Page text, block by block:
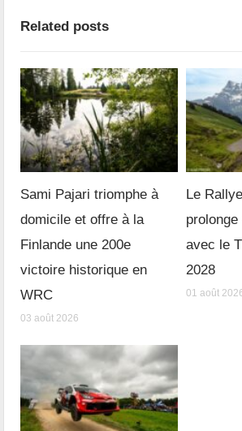
Related posts
Sami Pajari triomphe à
domicile et offre à la
Finlande une 200e
victoire historique en
WRC
03 août 2026
Le
avec le
2028
01 août